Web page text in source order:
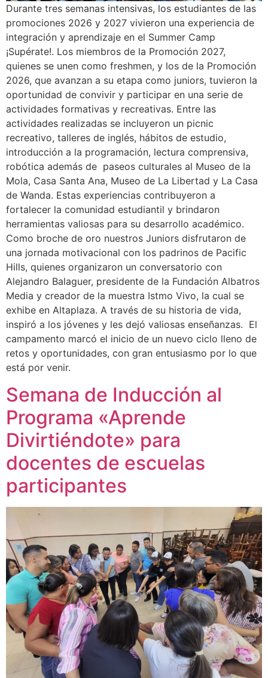
Durante tres semanas intensivas, los estudiantes de las
promociones 2026 y 2027 vivieron una experiencia de
integración y aprendizaje en el Summer Camp
¡Supérate!. Los miembros de la Promoción 2027,
quienes se unen como freshmen, y los de la Promoción
2026, que avanzan a su etapa como juniors, tuvieron la
oportunidad de convivir y participar en una serie de
actividades formativas y recreativas. Entre las
actividades realizadas se incluyeron un picnic
recreativo, talleres de inglés, hábitos de estudio,
introducción a la programación, lectura comprensiva,
robótica además de paseos culturales al Museo de la
Mola, Casa Santa Ana, Museo de La Libertad y La Casa
de Wanda. Estas experiencias contribuyeron a
fortalecer la comunidad estudiantil y brindaron
herramientas valiosas para su desarrollo académico.
Como broche de oro nuestros Juniors disfrutaron de
una jornada motivacional con los padrinos de Pacific
Hills, quienes organizaron un conversatorio con
Alejandro Balaguer, presidente de la Fundación Albatros
Media y creador de la muestra Istmo Vivo, la cual se
exhibe en Altaplaza. A través de su historia de vida,
inspiró a los jóvenes y les dejó valiosas enseñanzas. El
campamento marcó el inicio de un nuevo ciclo lleno de
retos y oportunidades, con gran entusiasmo por lo que
está por venir.
Semana de Inducción al
Programa «Aprende
Divirtiéndote» para
docentes de escuelas
participantes